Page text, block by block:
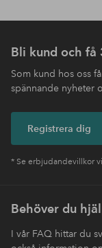
Bli kund och få
Som kund hos oss
spännande nyheter
Registrera dig
* Se erbjudandevillkor
Behöver du
I vår FAQ hittar du